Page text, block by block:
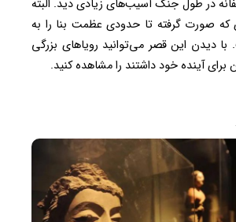
در طول جنگ آسیب‌های زیادی دید. البته
که صورت گرفته تا حدودی عظمت بنا را به
با دیدن این قصر می‌توانید رویاهای بزرگی
برای آینده خود داشتند را مشاهده کنید.